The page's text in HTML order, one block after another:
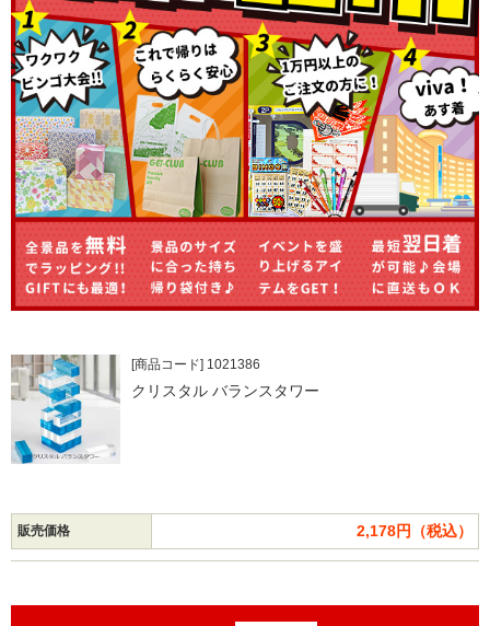
[商品コード] 1021386
クリスタル バランスタワー
販売価格 2,178円（税込）